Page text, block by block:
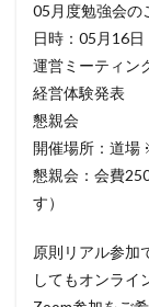
05月度勉強会の
日時：05月16日
運営ミーティ
経営体験発
懇親会 21
開催場所：道場
懇親会：会費
す）
原則リアル参加
してもオンライ